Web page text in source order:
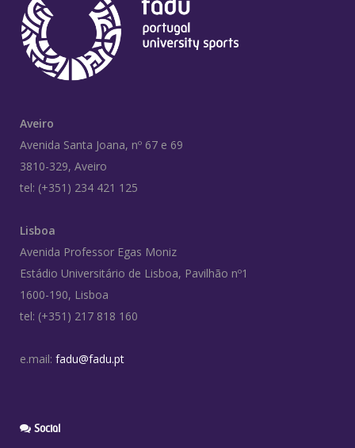
Aveiro
Avenida Santa Joana, nº 67 e 69
3810-329, Aveiro
tel: (+351) 234 421 125
Lisboa
Avenida Professor Egas Moniz
Estádio Universitário de Lisboa, Pavilhão nº1
1600-190, Lisboa
tel: (+351) 217 818 160
e.mail: fadu@fadu.pt
Social